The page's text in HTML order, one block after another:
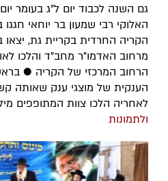
גם השנה לכבוד יום ל"ג בעומר
האלוקי רבי שמעון בר יוחאי
הקריה החרדית בקריית גת, יצאו
מרחוב האדמו"ר מחב"ד והלכו
הרחוב המרכזי של הקריה ●
הענקית של מוצגי ענק שאותה
לאחריה הלכו צוות המתופפים
ולתמונות